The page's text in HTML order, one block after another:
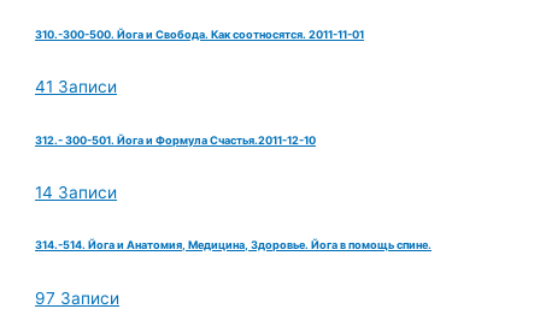
310.-300-500. Йога и Свобода. Как соотносятся. 2011-11-01
41 Записи
312.- 300-501. Йога и Формула Счастья.2011-12-10
14 Записи
314.-514. Йога и Анатомия, Медицина, Здоровье. Йога в помощь спине.
97 Записи